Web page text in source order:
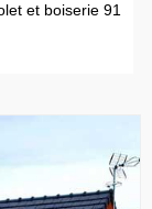
et boiserie 91